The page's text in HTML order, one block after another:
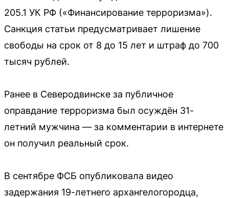
205.1 УК РФ («Финансирование терроризма»).
Санкция статьи предусматривает лишение
свободы на срок от 8 до 15 лет и штраф до 700
тысяч рублей.
Ранее в Северодвинске за публичное
оправдание терроризма был осуждён 31-
летний мужчина — за комментарии в интернете
он получил реальный срок.
В сентябре ФСБ опубликовала видео
задержания 19-летнего архангелогородца,